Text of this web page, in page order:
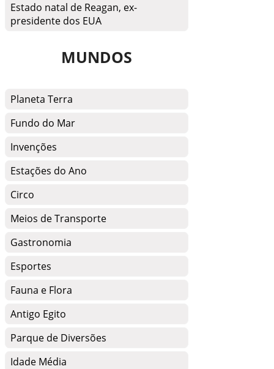
Estado natal de Reagan, ex-
presidente dos EUA
MUNDOS
Planeta Terra
Fundo do Mar
Invenções
Estações do Ano
Circo
Meios de Transporte
Gastronomia
Esportes
Fauna e Flora
Antigo Egito
Parque de Diversões
Idade Média